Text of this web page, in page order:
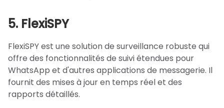
5. FlexiSPY
FlexiSPY est une solution de surveillance robuste qui
offre des fonctionnalités de suivi étendues pour
WhatsApp et d'autres applications de messagerie. Il
fournit des mises à jour en temps réel et des
rapports détaillés.